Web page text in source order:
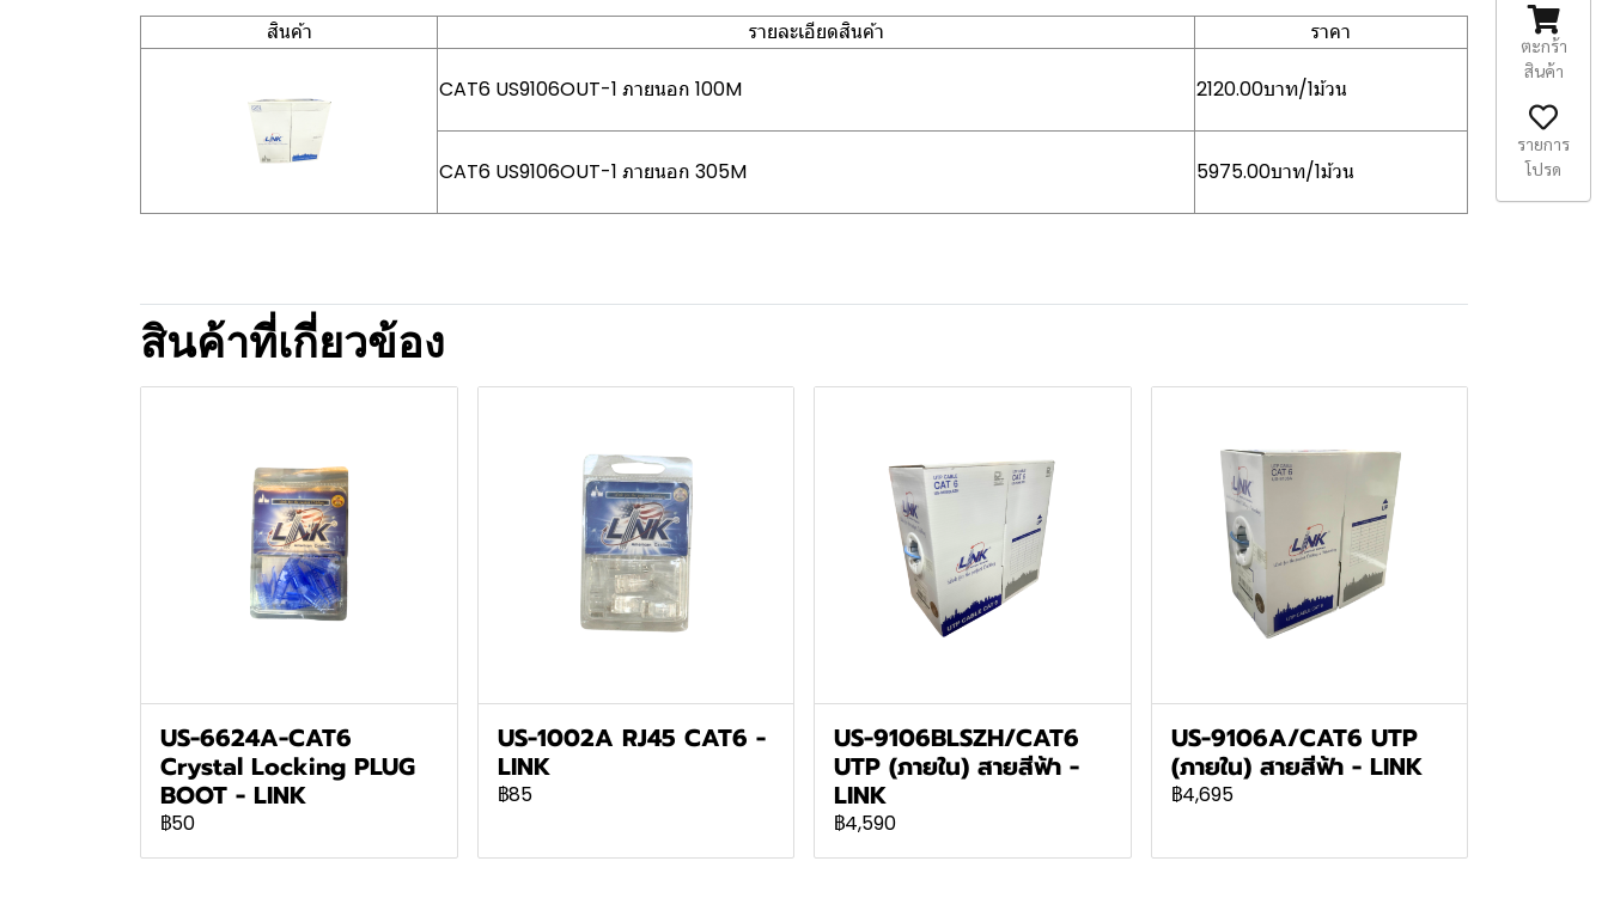
สินค้า
รายละเอียดสินค้า ราคา
CAT6 US9106OUT-1 ภายนอก 100M 2120.00บาท/1ม้วน
CAT6 US9106OUT-1 ภายนอก 305M 5975.00บาท/1ม้วน
สินค้าที่เกี่ยวข้อง
US-6624A-CAT6
Crystal Locking PLUG
BOOT - LINK
฿50
US-1002A RJ45 CAT6 -
LINK
฿85
US-9106BLSZH/CAT6
UTP (ภายใน) สายสีฟ้า -
LINK
฿4,590
US-9106A/CAT6 UTP
(ภายใน) สายสีฟ้า - LINK
฿4,695
ตะกร้า
สินค้า
รายการ
โปรด